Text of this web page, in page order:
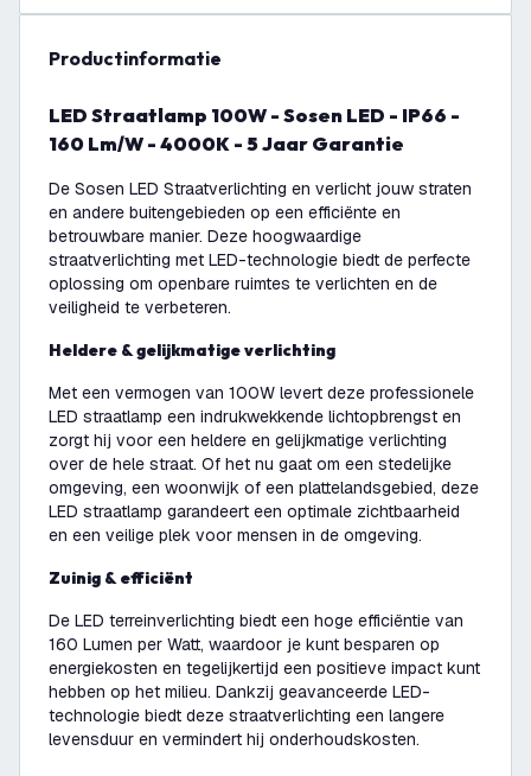
productinformatie
LED Straatlamp 100W - Sosen LED - IP66 -
160 Lm/W - 4000K - 5 Jaar Garantie
De Sosen LED Straatverlichting en verlicht jouw straten
en andere buitengebieden op een efficiënte en
betrouwbare manier. Deze hoogwaardige
straatverlichting met LED-technologie biedt de perfecte
oplossing om openbare ruimtes te verlichten en de
veiligheid te verbeteren.
Heldere & gelijkmatige verlichting
Met een vermogen van 100W levert deze professionele
LED straatlamp een indrukwekkende lichtopbrengst en
zorgt hij voor een heldere en gelijkmatige verlichting
over de hele straat. Of het nu gaat om een stedelijke
omgeving, een woonwijk of een plattelandsgebied, deze
LED straatlamp garandeert een optimale zichtbaarheid
en een veilige plek voor mensen in de omgeving.
Zuinig & efficiënt
De LED terreinverlichting biedt een hoge efficiëntie van
160 Lumen per Watt, waardoor je kunt besparen op
energiekosten en tegelijkertijd een positieve impact kunt
hebben op het milieu. Dankzij geavanceerde LED-
technologie biedt deze straatverlichting een langere
levensduur en vermindert hij onderhoudskosten.